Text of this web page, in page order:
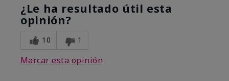
¿Le ha resultado útil esta
opinión?
10 1
Marcar esta opinión